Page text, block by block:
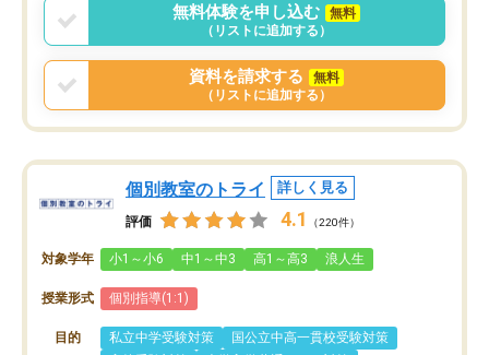
無料体験を申し込む
無料
（リストに追加する）
資料を請求する
無料
（リストに追加する）
個別教室のトライ 詳しく見る
評価 4.1 （220件）
対象学年 小1～小6 中1～中3 高1～高3 浪人生
授業形式 個別指導(1:1)
目的 私立中学受験対策
国公立中高一貫校受験対策